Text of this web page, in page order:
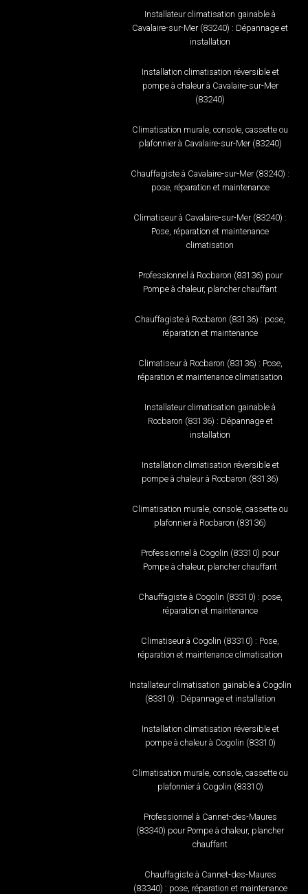
Installateur climatisation gainable à
Cavalaire-sur-Mer (83240) : Dépannage et
installation
Installation climatisation réversible et
pompe à chaleur à Cavalaire-sur-Mer
(83240)
Climatisation murale, console, cassette ou
plafonnier à Cavalaire-sur-Mer (83240)
Chauffagiste à Cavalaire-sur-Mer (83240) :
pose, réparation et maintenance
Climatiseur à Cavalaire-sur-Mer (83240) :
Pose, réparation et maintenance
climatisation
Professionnel à Rocbaron (83136) pour
Pompe à chaleur, plancher chauffant
Chauffagiste à Rocbaron (83136) : pose,
réparation et maintenance
Climatiseur à Rocbaron (83136) : Pose,
réparation et maintenance climatisation
Installateur climatisation gainable à
Rocbaron (83136) : Dépannage et
installation
Installation climatisation réversible et
pompe à chaleur à Rocbaron (83136)
Climatisation murale, console, cassette ou
plafonnier à Rocbaron (83136)
Professionnel à Cogolin (83310) pour
Pompe à chaleur, plancher chauffant
Chauffagiste à Cogolin (83310) : pose,
réparation et maintenance
Climatiseur à Cogolin (83310) : Pose,
réparation et maintenance climatisation
Installateur climatisation gainable à Cogolin
(83310) : Dépannage et installation
Installation climatisation réversible et
pompe à chaleur à Cogolin (83310)
Climatisation murale, console, cassette ou
plafonnier à Cogolin (83310)
Professionnel à Cannet-des-Maures
(83340) pour Pompe à chaleur, plancher
chauffant
Chauffagiste à Cannet-des-Maures
(83340) : pose, réparation et maintenance